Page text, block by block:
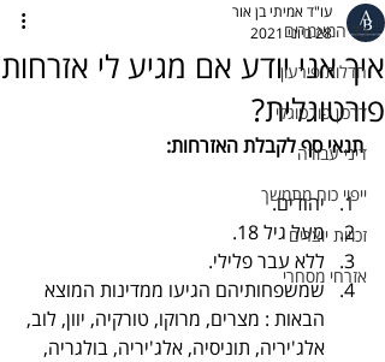
כל המאמרים
חדלות פירעון
דרכון פורטוגלי
דיני עבודה
ייפוי כוח מתמשך
זכויות יוצרים
אזרחי מסחרי
איך אני יודע אם מגיע לי אזרחות
פורטוגלית?
עו"ד אמיתי בן אור
28 ביוני 2021
תנאי סף לקבלת האזרחות:
יהודים.
מעל גיל 18.
ללא עבר פלילי.
שמשפחותיהם הגיעו ממדינות המוצא
הבאות : מצרים, מרוקו, טורקיה, יוון, לוב,
אלג'יריה, תוניסיה, אלג'יריה, בולגריה,